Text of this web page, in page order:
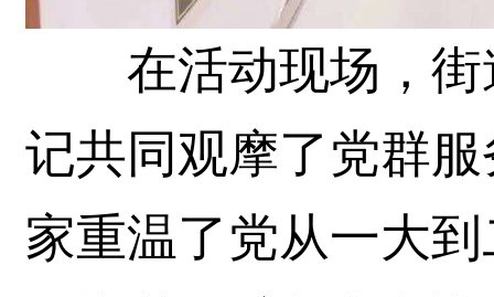
在活动现场，街
记共同观摩了党群
家重温了党从一大